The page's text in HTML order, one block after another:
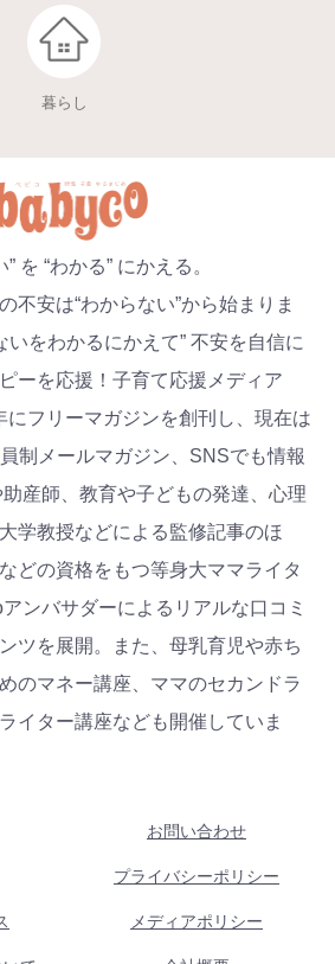
暮らし
を “わかる” にかえる。
不安は“わからない”から始まりま
いをわかるにかえて” 不安を自信に
ーを応援！子育て応援メディア
フリーマガジンを創刊し、現在は
制メールマガジン、SNSでも情報
産師、教育や子どもの発達、心理
学教授などによる監修記事のほ
どの資格をもつ等身大ママライタ
ンバサダーによるリアルな口コミ
ツを展開。また、母乳育児や赤ち
のマネー講座、ママのセカンドラ
イター講座なども開催していま
お問い合わせ
プライバシーポリシー
メディアポリシー